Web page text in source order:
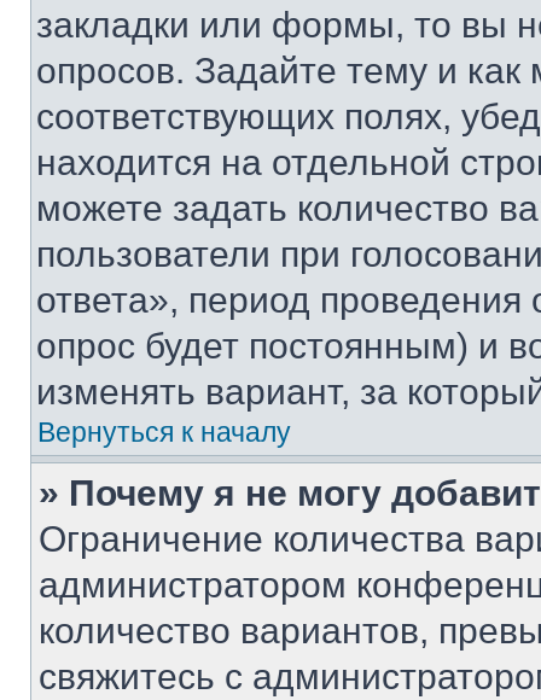
закладки или формы, то вы
опросов. Задайте тему и
соответствующих полях,
находится на отдельной
можете задать количество
пользователи при
ответа», период проведения
опрос будет постоянным) и
изменять вариант, за
Вернуться к началу
» Почему я не могу
Ограничение количества
администратором
количество вариантов,
свяжитесь с